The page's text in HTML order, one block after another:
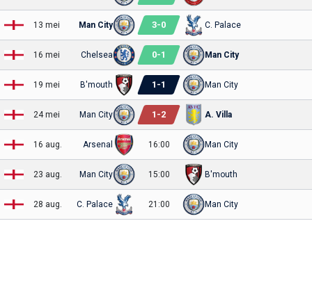
13 mei Man City 3-0 C. Palace
16 mei Chelsea 0-1 Man City
19 mei B'mouth 1 -1 Man City
24 mei Man City 1 -2 A. Villa
16 aug. Arsenal 16:00 Man City
23 aug. Man City 15:00 B'mouth
28 aug. C. Palace 21:00 Man City